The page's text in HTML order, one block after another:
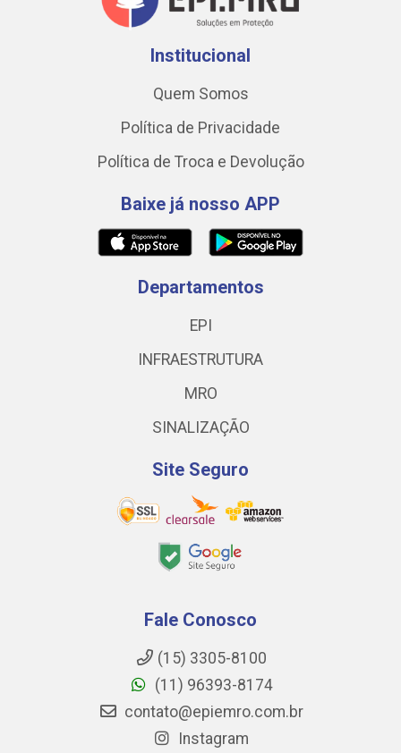
Institucional
Quem Somos
Política de Privacidade
Política de Troca e Devolução
Baixe já nosso APP
Departamentos
EPI
INFRAESTRUTURA
MRO
SINALIZAÇÃO
Site Seguro
Fale Conosco
(15) 3305-8100
(11) 96393-8174
contato@epiemro.com.br
Instagram